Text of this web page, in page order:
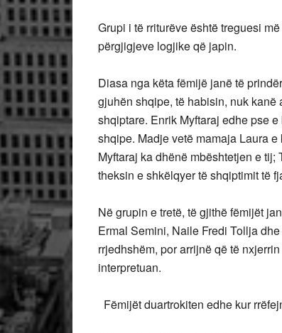
Grupi i të rriturëve është treguesi
përgjigjeve logjike që japin.
Diasa nga këta fëmijë janë të
gjuhën shqipe, të habisin, nuk
shqiptare. Enrik Myftaraj edhe pse
shqipe. Madje vetë mamaja Laura
Myftaraj ka dhënë mbështetjen e
theksin e shkëlqyer të shqiptimit të
Në grupin e tretë, të gjithë fëmijët
Ermal Semini, Naile Fredi Tollja
rrjedhshëm, por arrijnë që të
interpretuan.
Fëmijët duartrokiten edhe kur